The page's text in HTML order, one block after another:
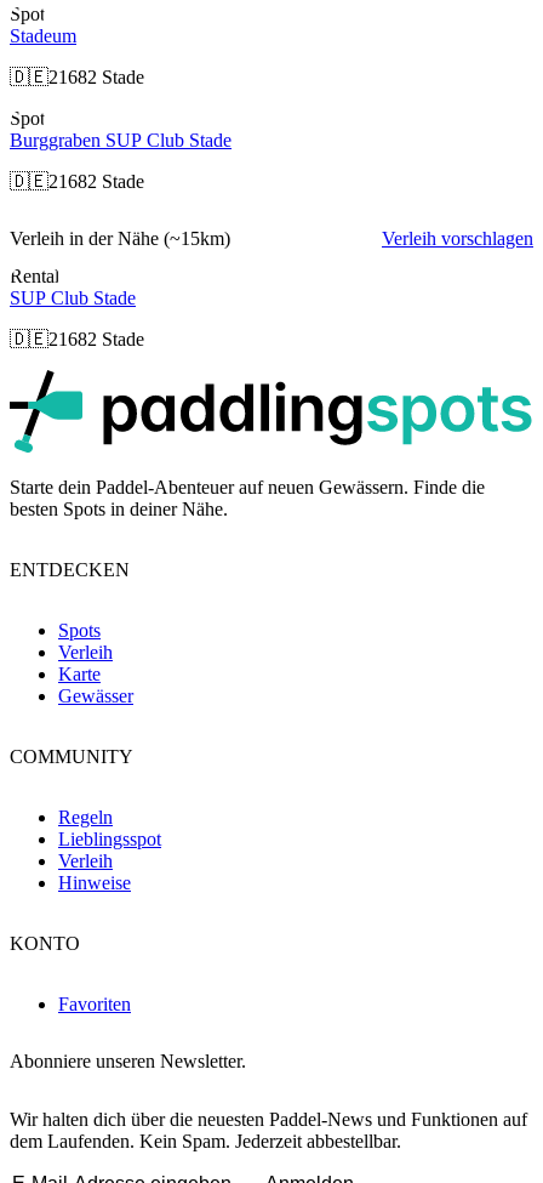
Spot
Stadeum
🇩🇪21682 Stade
Spot
Burggraben SUP Club Stade
🇩🇪21682 Stade
Verleih in der Nähe (~15km)
Verleih vorschlagen
Rental
SUP Club Stade
🇩🇪21682 Stade
Starte dein Paddel-Abenteuer auf neuen Gewässern. Finde die
besten Spots in deiner Nähe.
ENTDECKEN
Spots
Verleih
Karte
Gewässer
COMMUNITY
Regeln
Lieblingsspot
Verleih
Hinweise
KONTO
Favoriten
Abonniere unseren Newsletter.
Wir halten dich über die neuesten Paddel-News und Funktionen auf
dem Laufenden. Kein Spam. Jederzeit abbestellbar.